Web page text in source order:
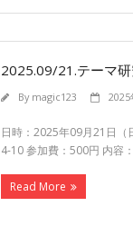
2025.09/21.テーマ
By magic123 2025
日時：2025年09月21日（
4-10 参加費：500円 内容
Read More